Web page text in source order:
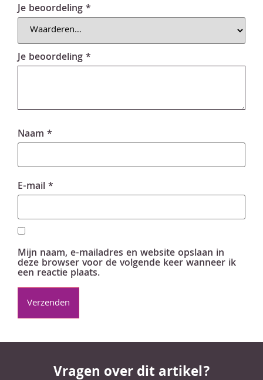
Je beoordeling*
Je beoordeling*
Naam *
E-mail*
Mijn naam, e-mailadres en website opslaan in
deze browser voor de volgende keer wanneer ik
een reactie plaats.
Vragen over dit artikel?